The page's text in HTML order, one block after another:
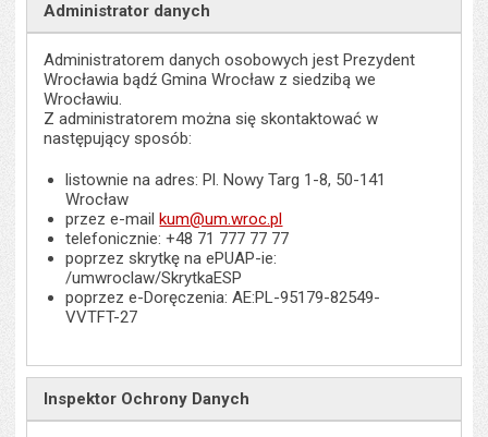
Administrator danych
Administratorem danych osobowych jest Prezydent
Wrocławia bądź Gmina Wrocław z siedzibą we
Wrocławiu.
Z administratorem można się skontaktować w
następujący sposób:
listownie na adres: Pl. Nowy Targ 1-8, 50-141
Wrocław
przez e-mailkum@um.wroc.pl
telefonicznie: +48 71 777 77 77
poprzez skrytkę na ePUAP-ie:
/umwroclaw/SkrytkaESP
poprzez e-Doręczenia: AE:PL-95179-82549-
VVTFT-27
Inspektor Ochrony Danych